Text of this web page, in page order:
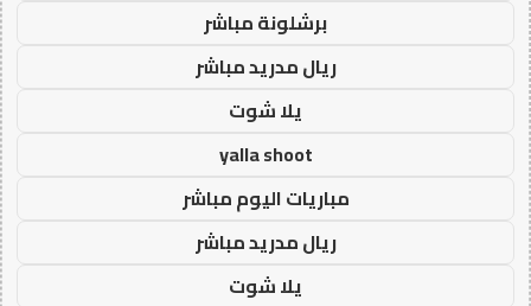
برشلونة مباشر
ريال مدريد مباشر
يلا شوت
yalla shoot
مباريات اليوم مباشر
ريال مدريد مباشر
يلا شوت